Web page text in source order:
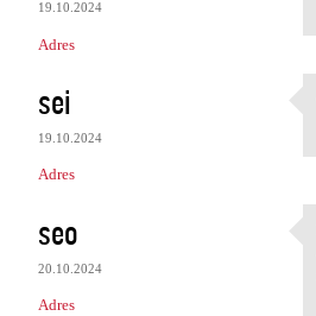
19.10.2024
Adres
sei
19.10.2024
Adres
seo
20.10.2024
Adres